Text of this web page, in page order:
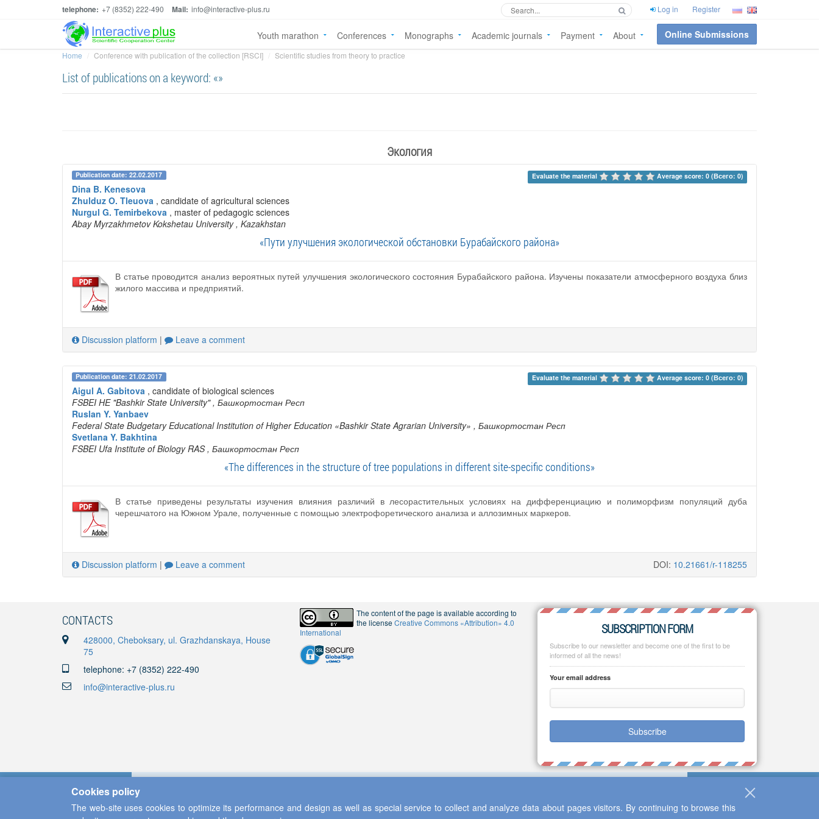
telephone: +7 (8352) 222-490 Mail: info@interactive-plus.ru Log in Register
Youth marathon Conferences Monographs Academic journals Payment About Online Submissions
Home Conference with publication of the collection [RSCI] Scientific studies from theory to practice
List of publications on a keyword: «»
Экология
Publication date: 22.02.2017 Evaluate the material Average score: 0 (Всего: 0)
Dina B. Kenesova
Zhulduz O. Tleuova , candidate of agricultural sciences
Nurgul G. Temirbekova , master of pedagogic sciences
Abay Myrzakhmetov Kokshetau University , Kazakhstan
«Пути улучшения экологической обстановки Бурабайского района»
В статье проводится анализ вероятных путей улучшения экологического состояния Бурабайского района. Изучены показатели атмосферного воздуха близ
жилого массива и предприятий.
Discussion platform | Leave a comment
Publication date: 21.02.2017 Evaluate the material Average score: 0 (Всего: 0)
Aigul A. Gabitova , candidate of biological sciences
FSBEI HE "Bashkir State University" , Башкортостан Респ
Ruslan Y. Yanbaev
Federal State Budgetary Educational Institution of Higher Education «Bashkir State Agrarian University» , Башкортостан Респ
Svetlana Y. Bakhtina
FSBEI Ufa Institute of Biology RAS , Башкортостан Респ
«The differences in the structure of tree populations in different site-specific conditions»
В статье приведены результаты изучения влияния различий в лесорастительных условиях на дифференциацию и полиморфизм популяций дуба
черешчатого на Южном Урале, полученные с помощью электрофоретического анализа и аллозимных маркеров.
Discussion platform | Leave a comment DOI: 10.21661/r-118255
CONTACTS
428000, Cheboksary, ul. Grazhdanskaya, House
75
telephone: +7 (8352) 222-490
info@interactive-plus.ru
The content of the page is available according to
the licenseCreative Commons «Attribution» 4.0
International
SUBSCRIPTION FORM
Subscribe to our newsletter and become one of the first to be
informed of all the news!
Your email address
Subscribe
Cookies policy
The web-site uses cookies to optimize its performance and design as well as special service to collect and analyze data about pages visitors. By continuing to browse this